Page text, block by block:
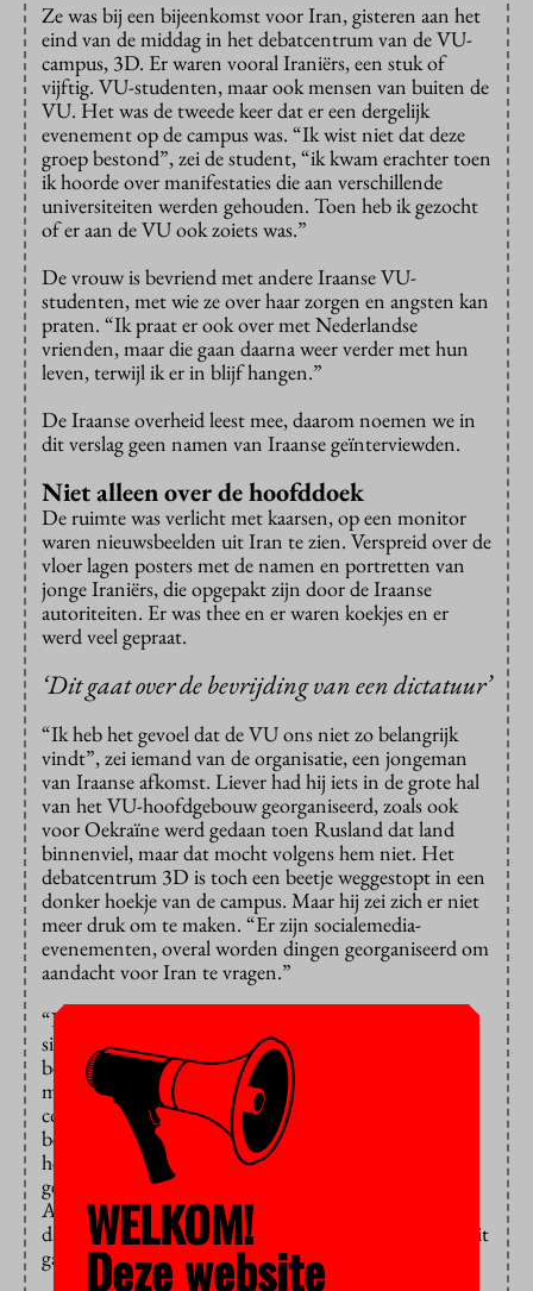
Ze was bij een bijeenkomst voor Iran, gisteren aan het
eind van de middag in het debatcentrum van de VU-
campus, 3D. Er waren vooral Iraniërs, een stuk of
vijftig. VU-studenten, maar ook mensen van buiten de
VU. Het was de tweede keer dat er een dergelijk
evenement op de campus was. “Ik wist niet dat deze
groep bestond”, zei de student, “ik kwam erachter toen
ik hoorde over manifestaties die aan verschillende
universiteiten werden gehouden. Toen heb ik gezocht
of er aan de VU ook zoiets was.”
De vrouw is bevriend met andere Iraanse VU-
studenten, met wie ze over haar zorgen en angsten kan
praten. “Ik praat er ook over met Nederlandse
vrienden, maar die gaan daarna weer verder met hun
leven, terwijl ik er in blijf hangen.”
De Iraanse overheid leest mee, daarom noemen we in
dit verslag geen namen van Iraanse geïnterviewden.
Niet alleen over de hoofddoek
De ruimte was verlicht met kaarsen, op een monitor
waren nieuwsbeelden uit Iran te zien. Verspreid over de
vloer lagen posters met de namen en portretten van
jonge Iraniërs, die opgepakt zijn door de Iraanse
autoriteiten. Er was thee en er waren koekjes en er
werd veel gepraat.
‘Dit gaat over de bevrijding van een dictatuur’
“Ik heb het gevoel dat de VU ons niet zo belangrijk
vindt”, zei iemand van de organisatie, een jongeman
van Iraanse afkomst. Liever had hij iets in de grote hal
van het VU-hoofdgebouw georganiseerd, zoals ook
voor Oekraïne werd gedaan toen Rusland dat land
binnenviel, maar dat mocht volgens hem niet. Het
debatcentrum 3D is toch een beetje weggestopt in een
donker hoekje van de campus. Maar hij zei zich er niet
meer druk om te maken. “Er zijn socialemedia-
evenementen, overal worden dingen georganiseerd om
aandacht voor Iran te vragen.”
“Normaal ben ik niet heel politiek geëngageerd, maar
sinds deze revolutie in Iran uitbrak, ben ik constant
bezig met het helpen organiseren van dit soort
manifestaties”, zei een VU-alumnus. “Vrienden en
collega’s zijn verbaasd hoe politiek actief ik opeens
ben.” Ze had haar twee jonge dochters bij zich. “Het
helpt mensen bewust te maken van wat er in Iran
gebeurt. Er bestaan veel misverstanden over.
Amerikaanse vrienden van me dachten bijvoorbeeld
dat dit over de hoofddoek gaat, dat is niet het geval, dit
gaat over de bevrijding van een dictatuur.”
WELKOM!
Deze website